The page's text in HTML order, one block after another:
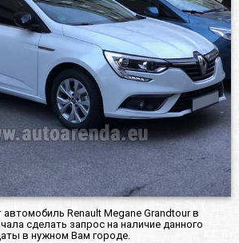
Renault Megane Grandtour в
сделать запрос на наличие данного
в нужном Вам городе.